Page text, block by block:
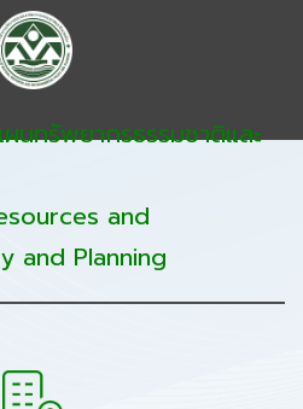
นทรัพยากรธรรมชาติและ
and
and Planning